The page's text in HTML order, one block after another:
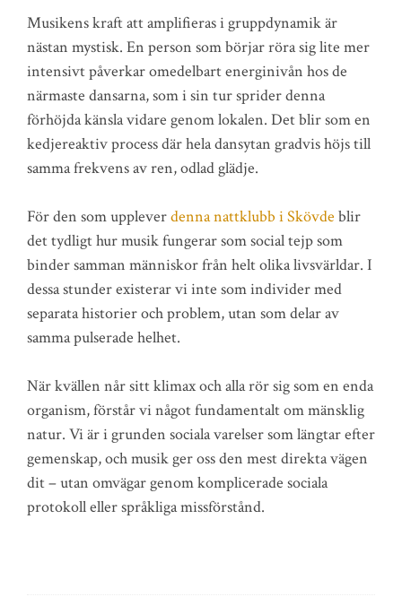
Musikens kraft att amplifieras i gruppdynamik är
nästan mystisk. En person som börjar röra sig lite mer
intensivt påverkar omedelbart energinivån hos de
närmaste dansarna, som i sin tur sprider denna
förhöjda känsla vidare genom lokalen. Det blir som en
kedjereaktiv process där hela dansytan gradvis höjs till
samma frekvens av ren, odlad glädje.
För den som uppleverdenna nattklubb i Skövde blir
det tydligt hur musik fungerar som social tejp som
binder samman människor från helt olika livsvärldar. I
dessa stunder existerar vi inte som individer med
separata historier och problem, utan som delar av
samma pulserade helhet.
När kvällen når sitt klimax och alla rör sig som en enda
organism, förstår vi något fundamentalt om mänsklig
natur. Vi är i grunden sociala varelser som längtar efter
gemenskap, och musik ger oss den mest direkta vägen
dit – utan omvägar genom komplicerade sociala
protokoll eller språkliga missförstånd.